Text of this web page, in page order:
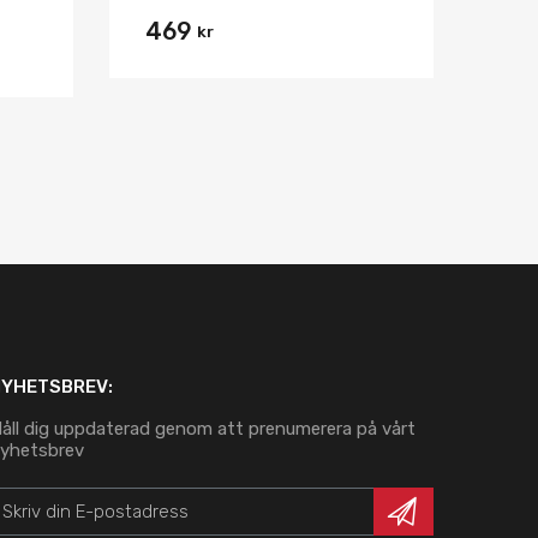
469 kr
dig uppdaterad genom att prenumerera på vårt